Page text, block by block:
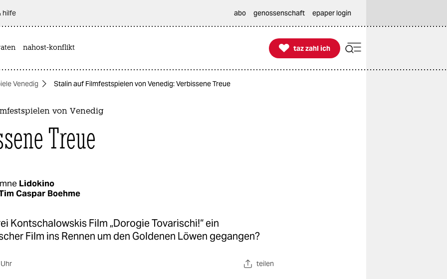
hilfe abo genossenschaft epaper login
nahost-konflikt 
taz zahl ich
taz zahl ich
Venedig Stalin auf Filmfestspielen von Venedig: Verbissene Treue
von Venedig
Treue
Lidokino
Caspar Boehme
Kontschalowskis Film „Dorogie Tovarischi!“ ein
Film ins Rennen um den Goldenen Löwen gegangen?
teilen